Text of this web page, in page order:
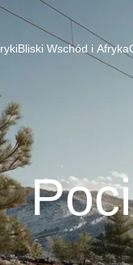
Bliski Wschód i Afryka